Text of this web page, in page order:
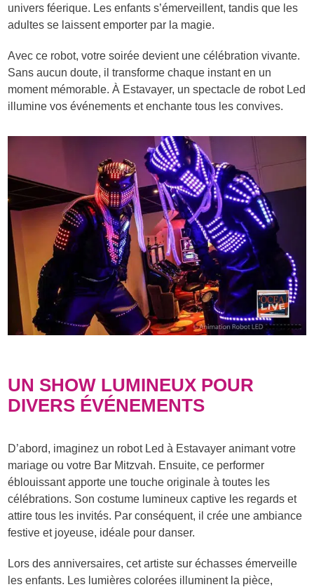
univers féerique. Les enfants s’émerveillent, tandis que les
adultes se laissent emporter par la magie.
Avec ce robot, votre soirée devient une célébration vivante.
Sans aucun doute, il transforme chaque instant en un
moment mémorable. À Estavayer, un spectacle de robot Led
illumine vos événements et enchante tous les convives.
UN SHOW LUMINEUX POUR
DIVERS ÉVÉNEMENTS
D’abord, imaginez un robot Led à Estavayer animant votre
mariage ou votre Bar Mitzvah. Ensuite, ce performer
éblouissant apporte une touche originale à toutes les
célébrations. Son costume lumineux captive les regards et
attire tous les invités. Par conséquent, il crée une ambiance
festive et joyeuse, idéale pour danser.
Lors des anniversaires, cet artiste sur échasses émerveille
les enfants. Les lumières colorées illuminent la pièce,